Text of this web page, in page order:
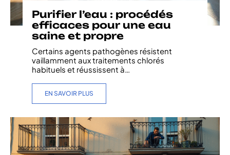
Purifier l’eau : procédés
efficaces pour une eau
saine et propre
Certains agents pathogènes résistent
vaillamment aux traitements chlorés
habituels et réussissent à
EN SAVOIR PLUS